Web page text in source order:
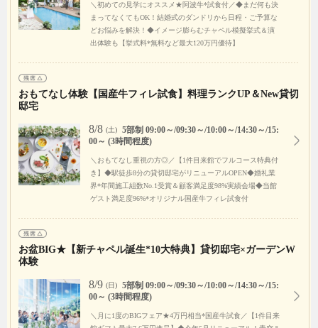
＼初めての見学にオススメ★阿波牛*試食付／◆まだ何も決
まってなくてもOK！結婚式のダンドリから日程・ご予算な
どお悩みを解決！◆イメージ膨らむチャペル模擬挙式＆演
出体験も【挙式料*無料など最大120万円優待】
おもてなし体験【国産牛フィレ試食】料理ランクUP＆New貸切
邸宅
8/8 (土)
5部制 09:00～/09:30～/10:00～/14:30～/15:
00～ (3時間程度)
＼おもてなし重視の方◎／【1件目来館でフルコース特典付
き】◆駅徒歩8分の貸切邸宅がリニューアルOPEN◆婚礼業
界*年間施工組数No.1受賞＆顧客満足度98%実績会場◆当館
ゲスト満足度96%*オリジナル国産牛フィレ試食付
お盆BIG★【新チャペル誕生*10大特典】貸切邸宅×ガーデンW
体験
8/9 (日)
5部制 09:00～/09:30～/10:00～/14:30～/15:
00～ (3時間程度)
＼月に1度のBIGフェア★4万円相当*国産牛試食／【1件目来